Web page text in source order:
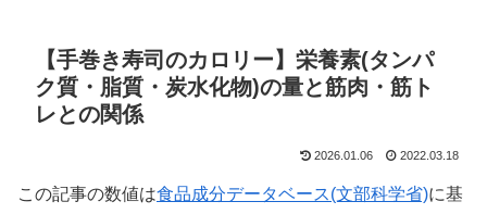
【手巻き寿司のカロリー】栄養素(タンパ
ク質・脂質・炭水化物)の量と筋肉・筋ト
レとの関係
2026.01.06 2022.03.18
この記事の数値は食品成分データベース(文部科学省)に基